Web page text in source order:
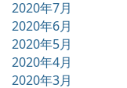
2020年7月
2020年6月
2020年5月
2020年4月
2020年3月